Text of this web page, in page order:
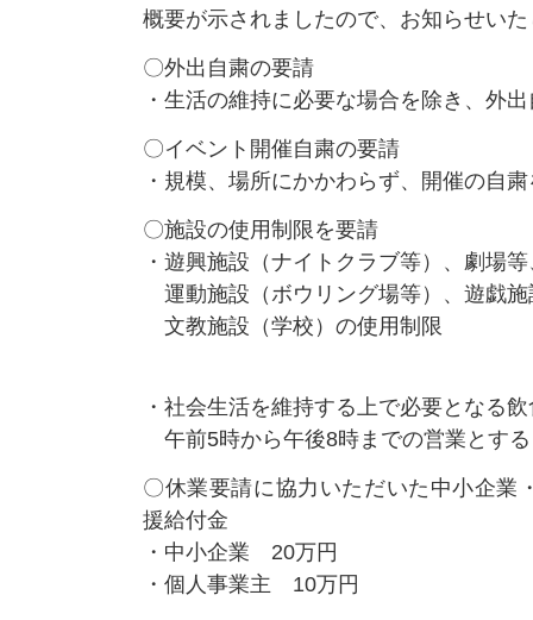
概要が示されましたので、お知らせい
〇外出自粛の要請
・生活の維持に必要な場合を除き、外
〇イベント開催自粛の要請
・規模、場所にかかわらず、開催の自
〇施設の使用制限を要請
・遊興施設（ナイトクラブ等）、劇場
運動施設（ボウリング場等）、遊戯
文教施設（学校）の使用制限
・社会生活を維持する上で必要となる
午前5時から午後8時までの営業とす
〇休業要請に協力いただいた中小企業
援給付金
・中小企業 20万円
・個人事業主 10万円